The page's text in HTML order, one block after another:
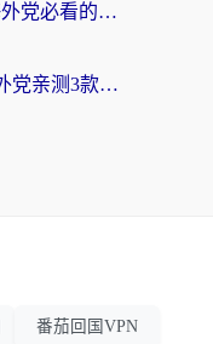
回国怎么使用国外的app？海外党必看的无缝访问国内资源全攻略
斧牛和奇游手游好用吗？海外党亲测3款回国加速器，选对才能无缝刷国内资源
番茄回国VPN